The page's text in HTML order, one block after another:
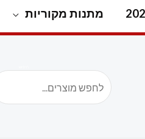
מתנות מקוריות